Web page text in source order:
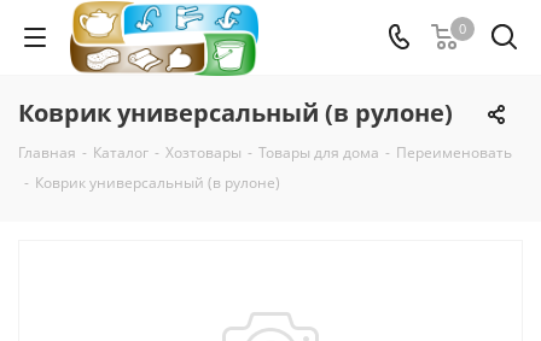
0
Коврик универсальный (в рулоне)
Главная - Каталог - Хозтовары - Товары для дома - Переименовать
- Коврик универсальный (в рулоне)